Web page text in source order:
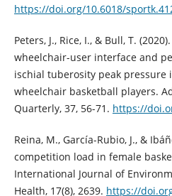
https://doi.org/10.6018/
Peters, J., Rice, I., & Bull, T.
wheelchair-user interface and
ischial tuberosity peak
wheelchair basketball players.
Quarterly, 37, 56-71. https://
Reina, M., García-Rubio, J., &
competition load in female
International Journal of
Health, 17(8), 2639. https://